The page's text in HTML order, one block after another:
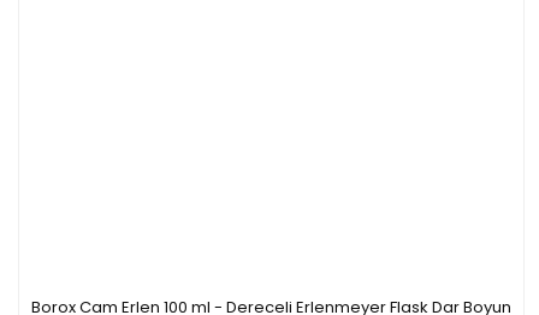
Borox Cam Erlen 100 ml - Dereceli Erlenmeyer Flask Dar Boyun